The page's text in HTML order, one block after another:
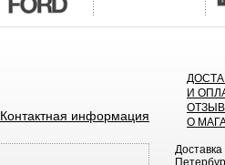
Контактная информация
И
О